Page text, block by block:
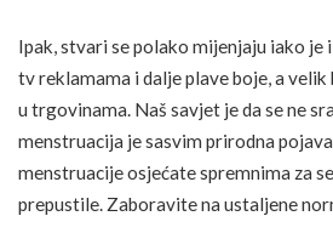
Ipak, stvari se polako mijenjaju iako je
tv reklamama i dalje plave boje, a
u trgovinama. Naš savjet je da se ne
menstruacija je sasvim prirodna
menstruacije osjećate spremnima za
prepustile. Zaboravite na ustaljene